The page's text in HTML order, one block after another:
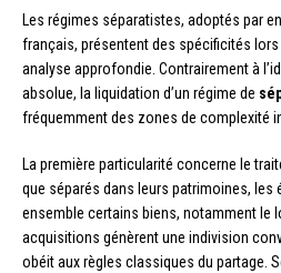
Les régimes séparatistes, adoptés par
français, présentent des spécificités
analyse approfondie. Contrairement à
absolue, la liquidation d’un régime de
fréquemment des zones de complexité
La première particularité concerne le
que séparés dans leurs patrimoines, les
ensemble certains biens, notamment le
acquisitions génèrent une indivision
obéit aux règles classiques du partage.